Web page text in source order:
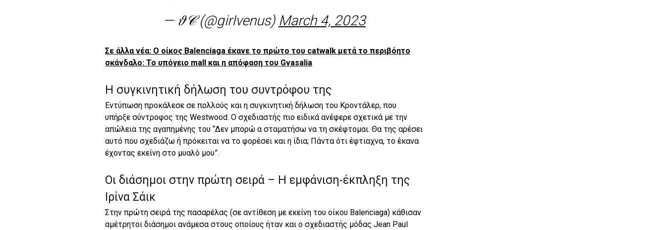
— 𝜗𝒞 (@girIvenus) March 4, 2023
Σε άλλα νέα: Ο οίκος Balenciaga έκανε το πρώτο του catwalk μετά το περιβόητο
σκάνδαλο: Το υπόγειο mall και η απόφαση του Gvasalia
Η συγκινητική δήλωση του συντρόφου της
Εντύπωση προκάλεσε σε πολλούς και η συγκινητική δήλωση του Κροντάλερ, που
υπήρξε σύντροφος της Westwood. O σχεδιαστής πιο ειδικά ανέφερε σχετικά με την
απώλεια της αγαπημένης του “Δεν μπορώ α σταματήσω να τη σκέφτομαι. Θα της αρέσει
αυτό που σχεδιάζω ή πρόκειται να το φορέσει και η ίδια; Πάντα ότι έφτιαχνα, το έκανα
έχοντας εκείνη στο μυαλό μου”.
Oι διάσημοι στην πρώτη σειρά – Η εμφάνιση-έκπληξη της
Ιρίνα Σάικ
Στην πρώτη σειρά της πασαρέλας (σε αντίθεση με εκείνη του οίκου Balenciaga) κάθισαν
αμέτρητοι διάσημοι ανάμεσα στους οποίους ήταν και ο σχεδιαστής μόδας Jean Paul